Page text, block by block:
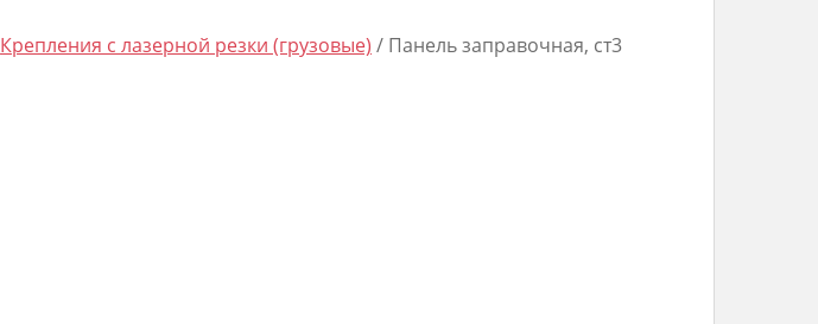
Крепления с лазерной резки (грузовые) / Панель заправочная, ст3